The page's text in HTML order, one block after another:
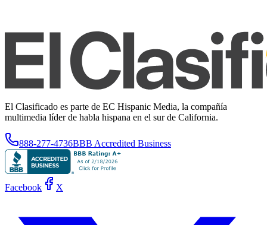
El Clasificado es parte de EC Hispanic Media, la compañía
multimedia líder de habla hispana en el sur de California.
888-277-4736BBB Accredited Business
Facebook X